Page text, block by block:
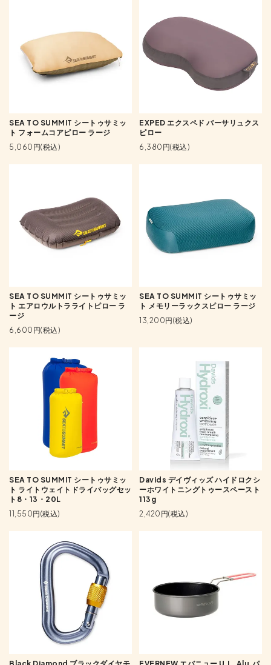
SEA TO SUMMIT シートゥサミッ
ト フォームコアピロー ラージ
5,060円(税込)
EXPED エクスペド バーサリュクス
ピロー
6,380円(税込)
SEA TO SUMMIT シートゥサミッ
ト エアロウルトラライトピロー ラ
ージ
6,600円(税込)
SEA TO SUMMIT シートゥサミッ
ト メモリーラックスピロー ラージ
13,200円(税込)
SEA TO SUMMIT シートゥサミッ
ト ライトウェイトドライバッグセッ
ト8・13・20L
11,550円(税込)
Davids デイヴィッズ ハイドロクシ
ーホワイトニングトゥースペースト
113g
2,420円(税込)